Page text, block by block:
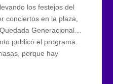
los festejos del
conciertos en la plaza,
Generacional…
publicó el programa.
porque hay